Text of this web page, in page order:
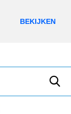
BEKIJKEN